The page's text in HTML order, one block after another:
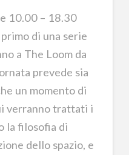
10.00 – 18.30
di una serie
a The Loom da
prevede sia
un momento di
verranno trattati i
la filosofia di
dello spazio, e